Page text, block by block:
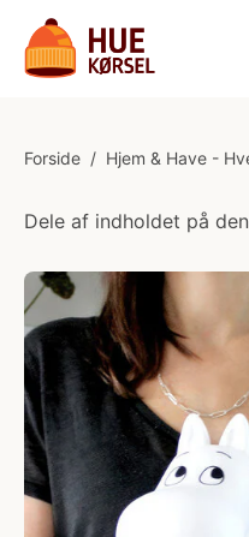
Forside / Hjem & Have -
Dele af indholdet på